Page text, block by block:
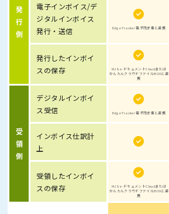
発
行
側
電子インボイス/デ
ジタルインボイス
発行・送信
Edge Tracker 電子請求書と連携
発行したインボイ
スの保存
MJS e-ドキュメントCloudまたは
かんたんクラウドファイルBOXと連
携
受
領
側
デジタルインボイ
ス受信
Edge Tracker 電子請求書と連携
インボイス仕訳計
上
受領したインボイ
スの保存
MJS e-ドキュメントCloudまたは
かんたんクラウドファイルBOXと連
携